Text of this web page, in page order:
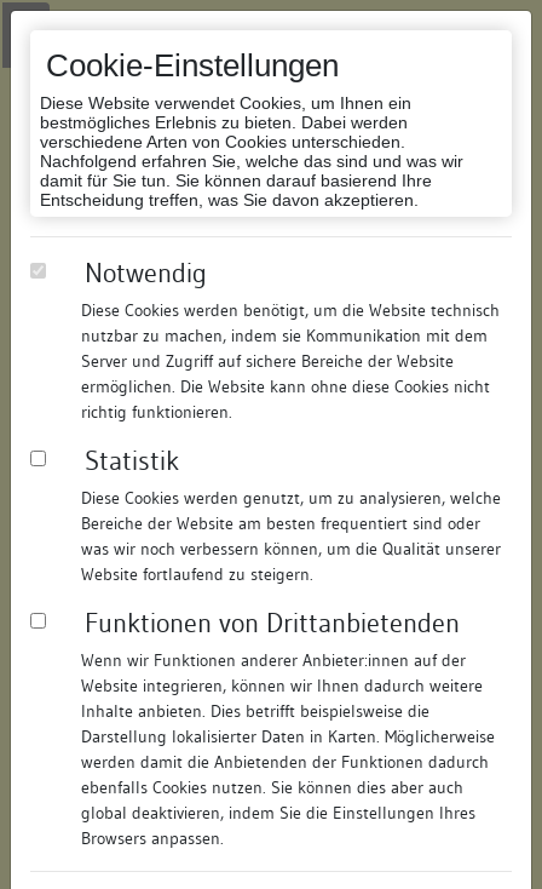
Cookie-Einstellungen
Diese Website verwendet Cookies, um Ihnen ein
bestmögliches Erlebnis zu bieten. Dabei werden
verschiedene Arten von Cookies unterschieden.
Nachfolgend erfahren Sie, welche das sind und was wir
damit für Sie tun. Sie können darauf basierend Ihre
Entscheidung treffen, was Sie davon akzeptieren.
Notwendig
Diese Cookies werden benötigt, um die Website technisch
nutzbar zu machen, indem sie Kommunikation mit dem
Server und Zugriff auf sichere Bereiche der Website
ermöglichen. Die Website kann ohne diese Cookies nicht
richtig funktionieren.
Statistik
Diese Cookies werden genutzt, um zu analysieren, welche
Bereiche der Website am besten frequentiert sind oder
was wir noch verbessern können, um die Qualität unserer
Website fortlaufend zu steigern.
Funktionen von Drittanbietenden
Wenn wir Funktionen anderer Anbieter:innen auf der
Website integrieren, können wir Ihnen dadurch weitere
Inhalte anbieten. Dies betrifft beispielsweise die
Darstellung lokalisierter Daten in Karten. Möglicherweise
werden damit die Anbietenden der Funktionen dadurch
ebenfalls Cookies nutzen. Sie können dies aber auch
global deaktivieren, indem Sie die Einstellungen Ihres
Browsers anpassen.
Zur Navigation springen
Zum Inhalt der Website springen
Datenbank Bauforschung/Restaurierung
119913669813/Datum:08.01.2019
Datenbestand:
Bauforschung und Restaurierung
Als PDF herunterladen:
Objektdaten
Straße: Hussenstraße
Hausnummer: 16
Postleitzahl: 78462
Stadt-Teilort: Konstanz
Regierungsbezirk: Freiburg
Konstanz (Landkreis)
Wohnplatzschlüssel: 8335043012
Flurstücknummer: keine